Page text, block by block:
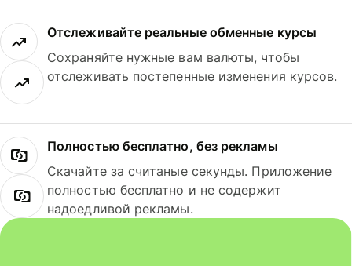
Отслеживайте реальные обменные курсы
Сохраняйте нужные вам валюты, чтобы
отслеживать постепенные изменения курсов.
Полностью бесплатно, без рекламы
Скачайте за считаные секунды. Приложение
полностью бесплатно и не содержит
надоедливой рекламы.